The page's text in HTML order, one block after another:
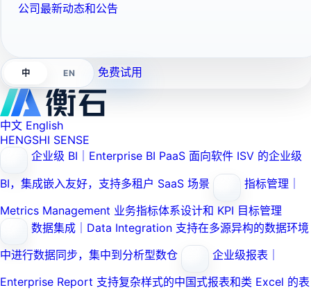
公司最新动态和公告
中 EN 免费试用
中文 English
HENGSHI SENSE
企业级 BI｜Enterprise BI PaaS 面向软件 ISV 的企业级
BI，集成嵌入友好，支持多租户 SaaS 场景
指标管理｜
Metrics Management 业务指标体系设计和 KPI 目标管理
数据集成｜Data Integration 支持在多源异构的数据环境
中进行数据同步，集中到分析型数仓
企业级报表｜
Enterprise Report 支持复杂样式的中国式报表和类 Excel 的表